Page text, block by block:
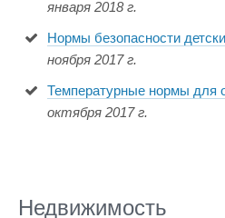
января 2018 г.
Нормы безопасности
ноября 2017 г.
Температурные нормы для
октября 2017 г.
Недвижимость